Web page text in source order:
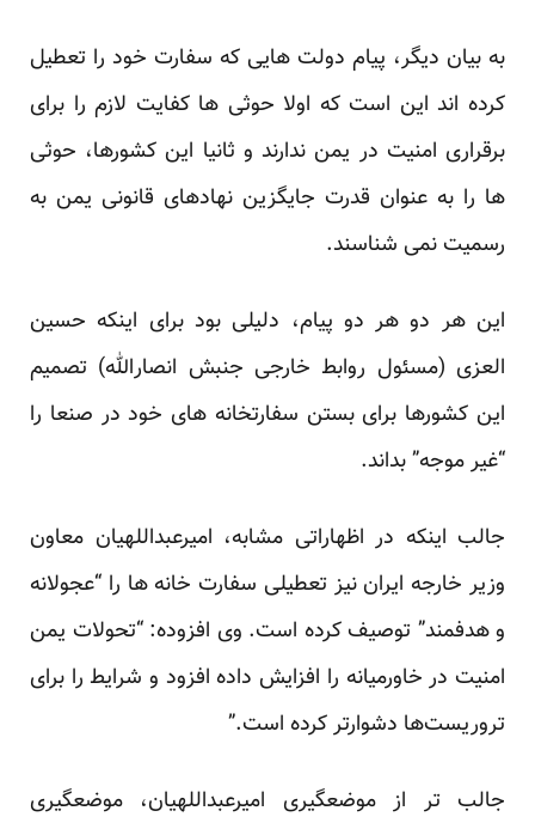
به بیان دیگر، پیام دولت هایی که سفارت خود را تعطیل
کرده اند این است که اولا حوثی ها کفایت لازم را برای
برقراری امنیت در یمن ندارند و ثانیا این کشورها، حوثی
ها را به عنوان قدرت جایگزین نهادهای قانونی یمن به
رسمیت نمی شناسند.
این هر دو هر دو پیام، دلیلی بود برای اینکه حسین
العزی (مسئول روابط خارجی جنبش انصارالله) تصمیم
این کشورها برای بستن سفارتخانه های خود در صنعا را
“غیر موجه” بداند.
جالب اینکه در اظهاراتی مشابه، امیرعبداللهیان معاون
وزیر خارجه ایران نیز تعطیلی سفارت خانه ها را “عجولانه
و هدفمند” توصیف کرده است. وی افزوده: “تحولات یمن
امنیت در خاورمیانه را افزایش داده افزود و شرایط را برای
تروریست‌ها دشوارتر کرده است.”
جالب تر از موضعگیری امیرعبداللهیان، موضعگیری